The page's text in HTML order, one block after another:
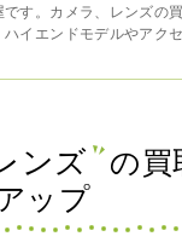
す。カメラ、レンズの
ハイエンドモデルやアク
ンズ
の買
ップ